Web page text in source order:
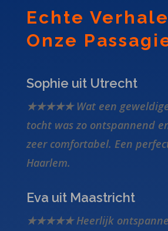
Echte
Onze
Sophie uit Utrecht
★★★★★ Wat een
tocht was zo ontspannend
zeer comfortabel. Een
Haarlem.
Eva uit Maastricht
★★★★★ Heerlijk